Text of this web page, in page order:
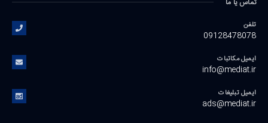
تلفن
09128478078
ایمیل مکاتبات
info@mediat.ir
ایمیل تبلیغات
ads@mediat.ir